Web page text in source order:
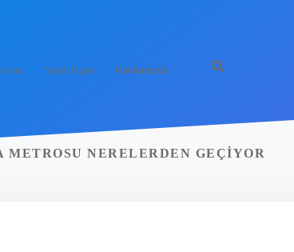
Yasal Uyarı Hakkımızda
METROSU NERELERDEN GEÇIYOR